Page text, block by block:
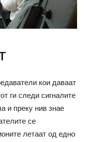
кои даваат
ги следи сигналите
и преку нив знае
се
летаат од едно